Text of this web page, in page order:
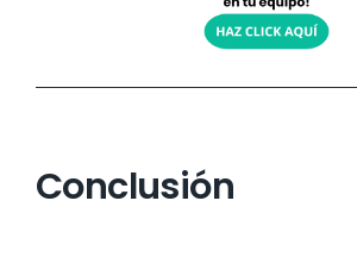
Conclusión